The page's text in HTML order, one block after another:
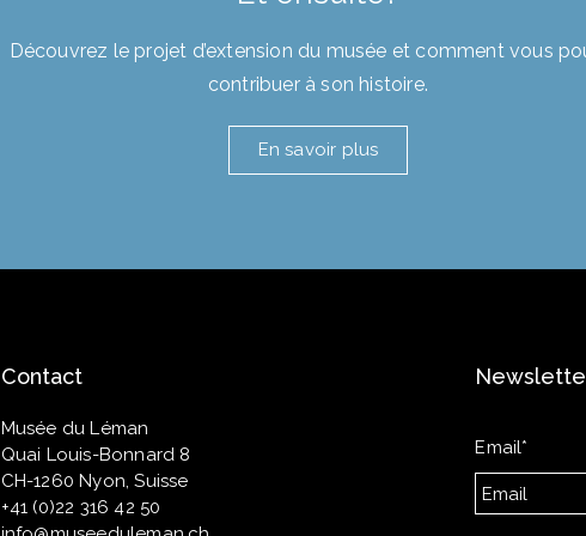
Découvrez le projet d’extension du musée et comment vous
contribuer à son histoire.
En savoir plus
Contact
Musée du Léman
Quai Louis-Bonnard 8
CH-1260 Nyon, Suisse
+41 (0)22 316 42 50
Email*